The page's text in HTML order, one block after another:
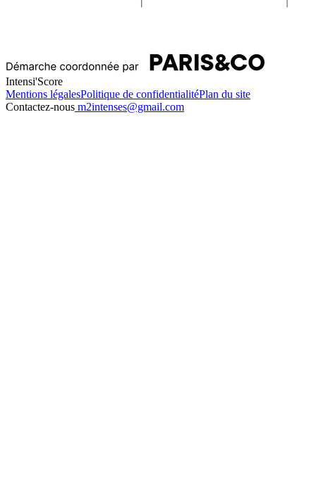
Intensi'Score
Mentions légalesPolitique de confidentialitéPlan du site
Contactez-nous m2intenses@gmail.com